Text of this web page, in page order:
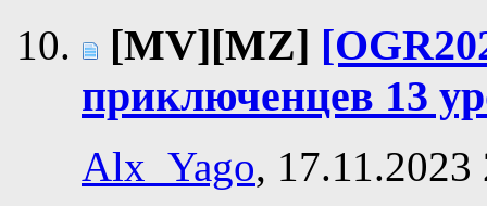
[MV][MZ]
приключенцев 13
Alx_Yago, 17.11.2023